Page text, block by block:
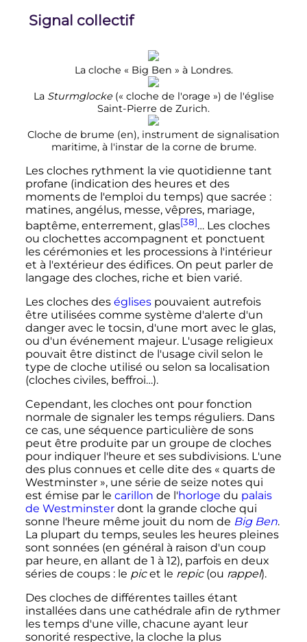
Signal collectif
La cloche « Big Ben » à Londres.
La Sturmglocke(« cloche de l'orage ») de l'église
Saint-Pierre de Zurich.
Cloche de brume (en), instrument de signalisation
maritime, à l'instar de la corne de brume.
Les cloches rythment la vie quotidienne tant
profane (indication des heures et des
moments de l'emploi du temps) que sacrée :
matines, angélus, messe, vêpres, mariage,
baptême, enterrement, glas[38]… Les cloches
ou clochettes accompagnent et ponctuent
les cérémonies et les processions à l'intérieur
et à l'extérieur des édifices. On peut parler de
langage des cloches, riche et bien varié.
Les cloches des églisespouvaient autrefois
être utilisées comme système d'alerte d'un
danger avec le tocsin, d'une mort avec le glas,
ou d'un événement majeur. L'usage religieux
pouvait être distinct de l'usage civil selon le
type de cloche utilisé ou selon sa localisation
(cloches civiles, beffroi…).
Cependant, les cloches ont pour fonction
normale de signaler les temps réguliers. Dans
ce cas, une séquence particulière de sons
peut être produite par un groupe de cloches
pour indiquer l'heure et ses subdivisions. L'une
des plus connues et celle dite des « quarts de
Westminster », une série de seize notes qui
est émise par le carillon de l'horloge du palais
de Westminsterdont la grande cloche qui
sonne l'heure même jouit du nom de Big Ben.
La plupart du temps, seules les heures pleines
sont sonnées (en général à raison d'un coup
par heure, en allant de 1 à 12), parfois en deux
séries de coups : le picet le repic(ou rappel).
Des cloches de différentes tailles étant
installées dans une cathédrale afin de rythmer
les temps d'une ville, chacune ayant leur
sonorité respective, la cloche la plus